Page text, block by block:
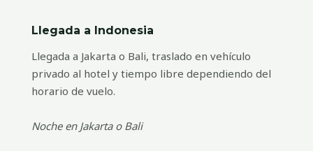
Llegada a Indonesia
Llegada a Jakarta o Bali, traslado en vehículo
privado al hotel y tiempo libre dependiendo del
horario de vuelo.
Noche en Jakarta o Bali